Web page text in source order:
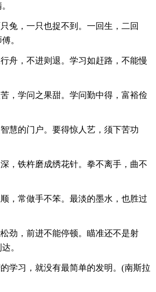
，一只也捉不到。一回生，二回
。
，不进则退。学习如赶路，不能慢
学问之果甜。学问勤中得，富裕俭
的门户。要得惊人艺，须下苦功
铁杵磨成绣花针。拳不离手，曲不
常做手不笨。最淡的墨水，也胜过
，前进不能停顿。瞄准还不是射
。
习，就没有最简单的发明。(南斯拉